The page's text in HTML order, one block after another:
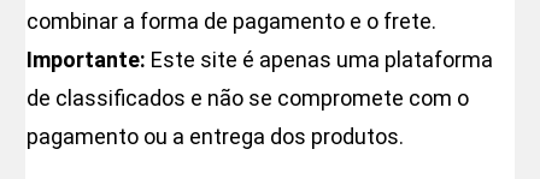
combinar a forma de pagamento e o frete.
Importante: Este site é apenas uma plataforma
de classificados e não se compromete com o
pagamento ou a entrega dos produtos.